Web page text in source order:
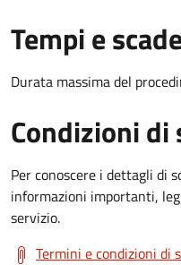
Tempi e
Durata massima del
Condizioni di
Per conoscere i dettagli di
informazioni importanti,
servizio.
Termini e condizioni di